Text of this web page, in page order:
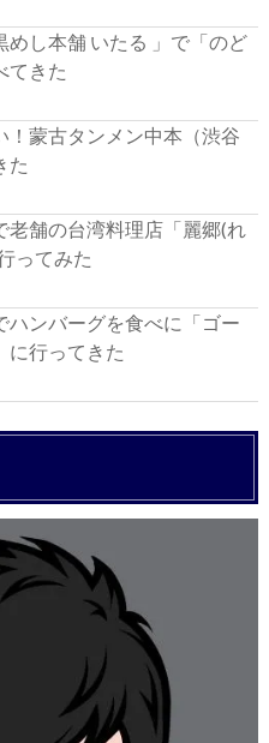
めし本舗 いたる 」で「のど
てきた
！蒙古タンメン中本（渋谷
た
老舗の台湾料理店「麗郷(れ
ってみた
ハンバーグを食べに「ゴー
に行ってきた